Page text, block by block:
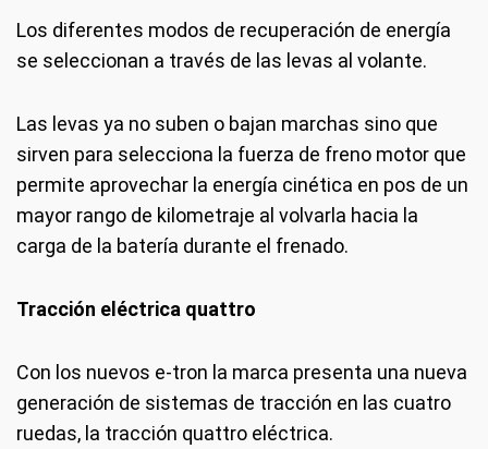
Los diferentes modos de recuperación de energía
se seleccionan a través de las levas al volante.
Las levas ya no suben o bajan marchas sino que
sirven para selecciona la fuerza de freno motor que
permite aprovechar la energía cinética en pos de un
mayor rango de kilometraje al volvarla hacia la
carga de la batería durante el frenado.
Tracción eléctrica quattro
Con los nuevos e-tron la marca presenta una nueva
generación de sistemas de tracción en las cuatro
ruedas, la tracción quattro eléctrica.